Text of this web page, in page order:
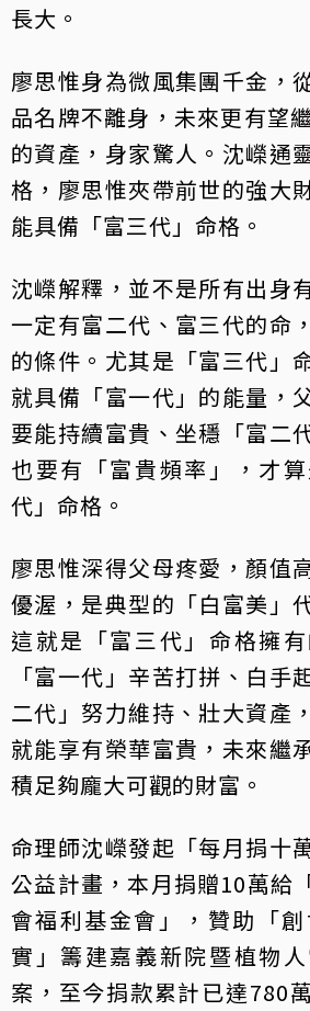
長大。
廖思惟身為微風集團千金，
品名牌不離身，未來更有望
的資產，身家驚人。沈嶸通
格，廖思惟夾帶前世的強大
能具備「富三代」命格。
沈嶸解釋，並不是所有出身
一定有富二代、富三代的命
的條件。尤其是「富三代」
就具備「富一代」的能量，
要能持續富貴、坐穩「富二
也要有「富貴頻率」，才
代」命格。
廖思惟深得父母疼愛，顏值
優渥，是典型的「白富美」
這就是「富三代」命格擁
「富一代」辛苦打拼、白手
二代」努力維持、壯大資產
就能享有榮華富貴，未來繼
積足夠龐大可觀的財富。
命理師沈嶸發起「每月捐十
公益計畫，本月捐贈10萬給
會福利基金會」，贊助「
實」籌建嘉義新院暨植物
案，至今捐款累計已達780